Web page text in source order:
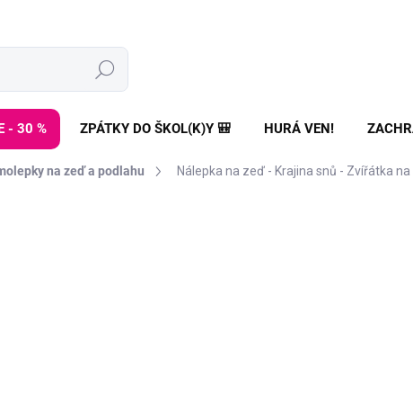
Hledat
- 30 % ZPÁTKY DO ŠKOL(K)Y 🎒 HURÁ VEN!
na zeď a podlahu Nálepka na zeď - Krajina snů - Zvířátka